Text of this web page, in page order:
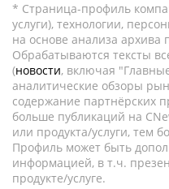
* Страница-профиль
услуги), технологии,
на основе анализа архива
Обрабатываются тексты
(новости, включая
аналитические обзоры
содержание партнёрских
больше публикаций на
или продукта/услуги, тем
Профиль может быть
информацией, в т.ч.
продукте/услуге.